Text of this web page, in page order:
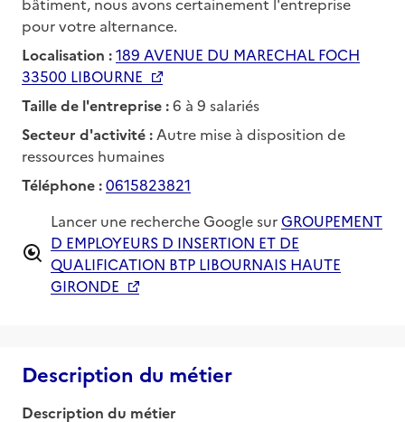
pour votre alternance.
Localisation :189 AVENUE DU MARECHAL FOCH
33500 LIBOURNE
Taille de l'entreprise :6 à 9 salariés
Secteur d'activité : Autre mise à disposition de
ressources humaines
Téléphone :0615823821
Lancer une recherche Google surGROUPEMENT
D EMPLOYEURS D INSERTION ET DE
QUALIFICATION BTP LIBOURNAIS HAUTE
GIRONDE
Description du métier
Description du métier